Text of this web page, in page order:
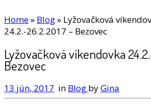
Home» Blog» Lyžovačková
24.2.-26.2.2017 – Bezovec
Lyžovačková víkendovka
Bezovec
13 jún, 2017 in Blog byGina